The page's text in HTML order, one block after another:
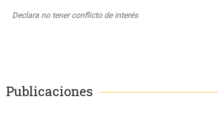
Declara no tener conflicto de interés
Publicaciones